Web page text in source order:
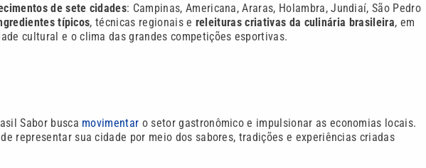
de sete cidades: Campinas, Americana, Araras, Holambra, Jundiaí, São Pedro
típicos, técnicas regionais e releituras criativas da culinária brasileira, em
cultural e o clima das grandes competições esportivas.
Sabor busca movimentar o setor gastronômico e impulsionar as economias locais.
representar sua cidade por meio dos sabores, tradições e experiências criadas